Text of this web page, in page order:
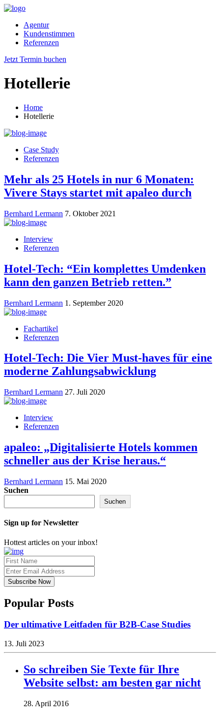
Agentur
Kundenstimmen
Referenzen
Jetzt Termin buchen
Hotellerie
Home
Hotellerie
Case Study
Referenzen
Mehr als 25 Hotels in nur 6 Monaten:
Vivere Stays startet mit apaleo durch
Bernhard Lermann 7. Oktober 2021
Interview
Referenzen
Hotel-Tech: “Ein komplettes Umdenken
kann den ganzen Betrieb retten.”
Bernhard Lermann 1. September 2020
Fachartikel
Referenzen
Hotel-Tech: Die Vier Must-haves für eine
moderne Zahlungsabwicklung
Bernhard Lermann 27. Juli 2020
Interview
Referenzen
apaleo: „Digitalisierte Hotels kommen
schneller aus der Krise heraus.“
Bernhard Lermann 15. Mai 2020
Suchen
Suchen
Sign up for Newsletter
Hottest articles on your inbox!
Popular Posts
Der ultimative Leitfaden für B2B-Case Studies
13. Juli 2023
So schreiben Sie Texte für Ihre
Website selbst: am besten gar nicht
28. April 2016